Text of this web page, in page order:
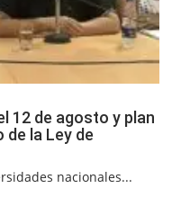
12 de agosto y plan
la Ley de
nacionales...